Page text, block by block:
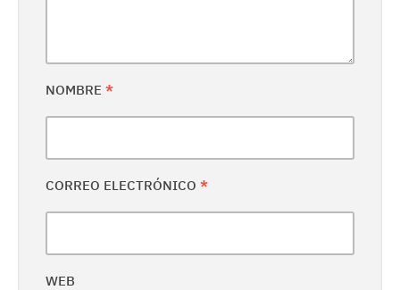
NOMBRE *
CORREO ELECTRÓNICO *
WEB